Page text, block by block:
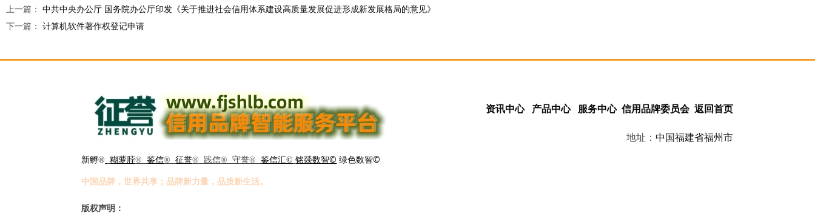
上一篇： 中共中央办公厅 国务院办公厅印发《关于推进社会信用体系建设高质量发展促进形成新发展格局的意见》
下一篇： 计算机软件著作权登记申请
新孵® 糊萝脖®鉴信®征誉® 践信® 守誉®鉴信汇© 铭燚数智© 绿色数智©
中国品牌，世界共享；品牌新力量，品质新生活。
资讯中心 产品中心 服务中心 信用品牌委员会 返回首页
地址：中国福建省福州市
版权声明：